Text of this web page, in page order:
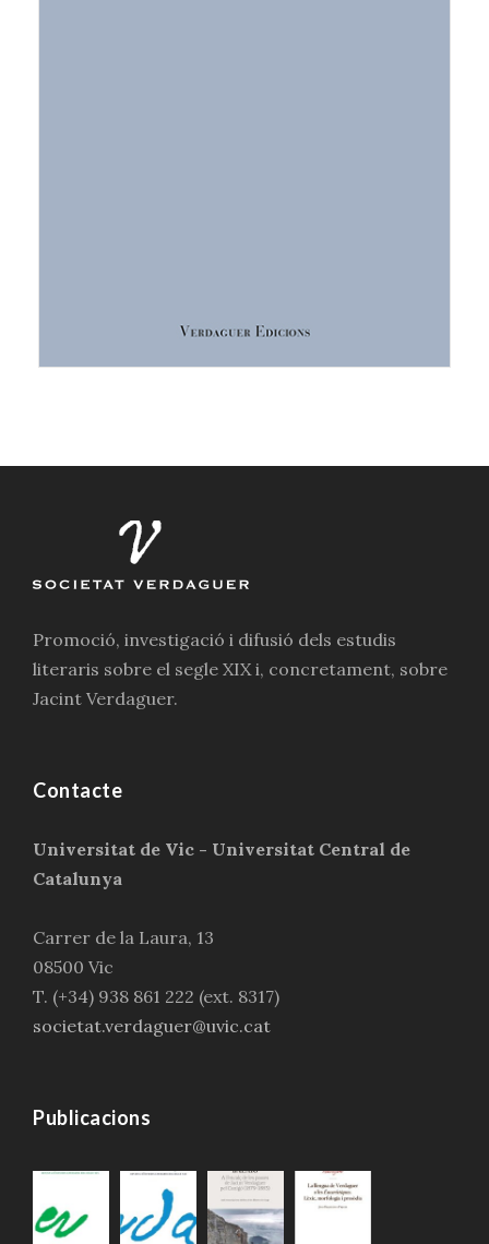
Promoció, investigació i difusió dels estudis
literaris sobre el segle XIX i, concretament, sobre
Jacint Verdaguer.
Contacte
Universitat de Vic - Universitat Central de
Catalunya
Carrer de la Laura, 13
08500 Vic
T. (+34) 938 861 222 (ext. 8317)
societat.verdaguer@uvic.cat
Publicacions